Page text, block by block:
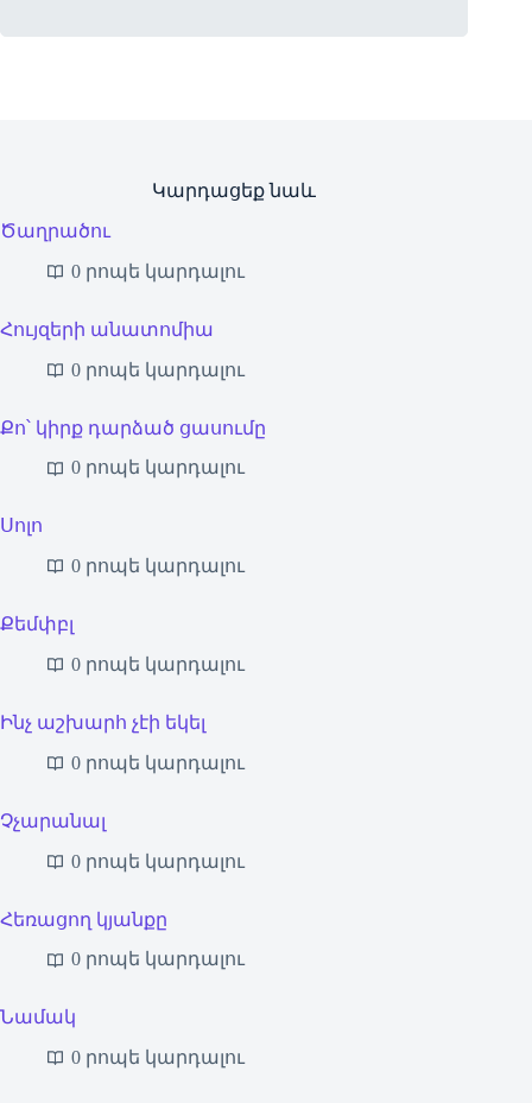
Կարդացեք նաև
Ծաղրածու
0 րոպե կարդալու
Հույզերի անատոմիա
0 րոպե կարդալու
Քո՝ կիրք դարձած ցասումը
0 րոպե կարդալու
Սոլո
0 րոպե կարդալու
Քեմփբլ
0 րոպե կարդալու
Ինչ աշխարհ չէի եկել
0 րոպե կարդալու
Չչարանալ
0 րոպե կարդալու
Հեռացող կյանքը
0 րոպե կարդալու
Նամակ
0 րոպե կարդալու